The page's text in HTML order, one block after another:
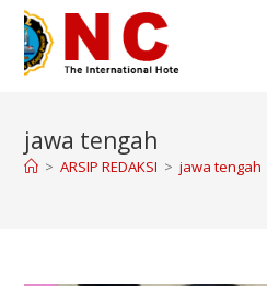
jawa tengah
> ARSIP REDAKSI > jawa tengah